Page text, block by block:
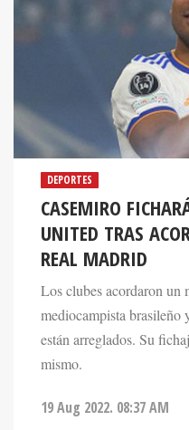
DEPORTES
CASEMIRO
UNITED TRAS
REAL MADRID
Los clubes acordaron un
mediocampista brasileño
están arreglados. Su
mismo.
19 Aug 2022. 08:37 AM